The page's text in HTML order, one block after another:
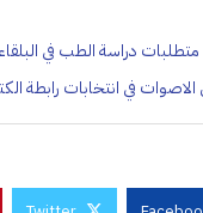
دراسة الطب في
في انتخابات رابطة